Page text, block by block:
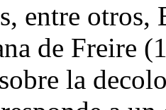
entre
de Freire
la